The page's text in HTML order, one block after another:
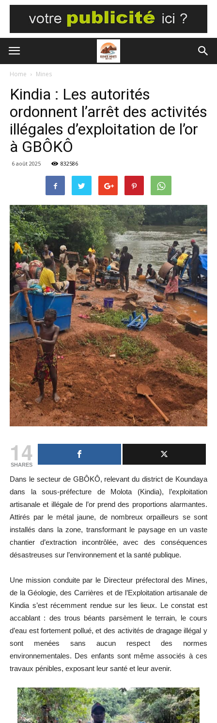
Home Mines
Kindia : Les autorités
ordonnent l’arrêt des activités
illégales d’exploitation de l’or
à GBÔKÔ
6 août 2025 832586
14
SHARES
Dans le secteur de GBÔKÔ, relevant du district de Koundaya
dans la sous-préfecture de Molota (Kindia), l’exploitation
artisanale et illégale de l’or prend des proportions alarmantes.
Attirés par le métal jaune, de nombreux orpailleurs se sont
installés dans la zone, transformant le paysage en un vaste
chantier d’extraction incontrôlée, avec des conséquences
désastreuses sur l’environnement et la santé publique.
Une mission conduite par le Directeur préfectoral des Mines,
de la Géologie, des Carrières et de l’Exploitation artisanale de
Kindia s’est récemment rendue sur les lieux. Le constat est
accablant : des trous béants parsèment le terrain, le cours
d’eau est fortement pollué, et des activités de dragage illégal y
sont menées sans aucun respect des normes
environnementales. Des enfants sont même associés à ces
travaux pénibles, exposant leur santé et leur avenir.